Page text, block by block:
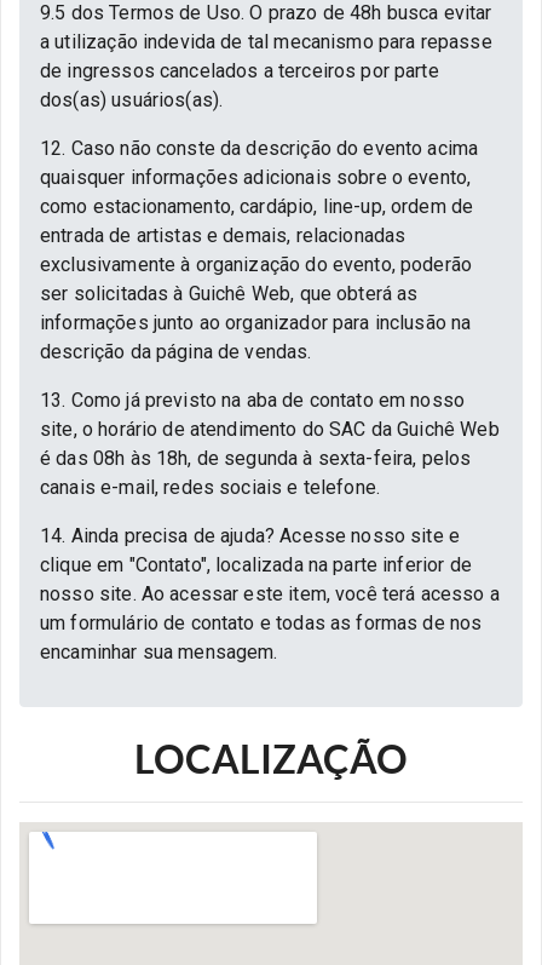
9.5 dos Termos de Uso. O prazo de 48h busca evitar
a utilização indevida de tal mecanismo para repasse
de ingressos cancelados a terceiros por parte
dos(as) usuários(as).
12. Caso não conste da descrição do evento acima
quaisquer informações adicionais sobre o evento,
como estacionamento, cardápio, line-up, ordem de
entrada de artistas e demais, relacionadas
exclusivamente à organização do evento, poderão
ser solicitadas à Guichê Web, que obterá as
informações junto ao organizador para inclusão na
descrição da página de vendas.
13. Como já previsto na aba de contato em nosso
site, o horário de atendimento do SAC da Guichê Web
é das 08h às 18h, de segunda à sexta-feira, pelos
canais e-mail, redes sociais e telefone.
14. Ainda precisa de ajuda? Acesse nosso site e
clique em "Contato", localizada na parte inferior de
nosso site. Ao acessar este item, você terá acesso a
um formulário de contato e todas as formas de nos
encaminhar sua mensagem.
LOCALIZAÇÃO